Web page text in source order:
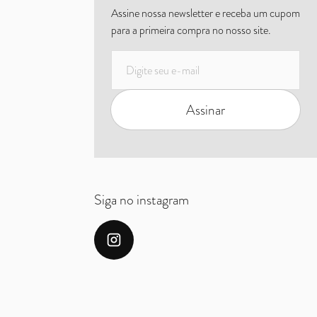
Assine nossa newsletter e receba um cupom
para a primeira compra no nosso site.
Assinar
Siga no instagram